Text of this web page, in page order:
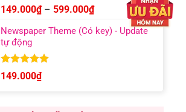
Được xếp
hạng 5.00
5 sao
149.000₫ – 599.000₫Khoảng
từ
Newspaper Theme (Có key) - Update
tự động
Được xếp
hạng 4.92
149.000₫